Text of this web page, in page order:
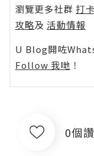
瀏覽更多社群 打卡
攻略及 活動情報
U Blog開咗
Follow 我哋 ！
0個